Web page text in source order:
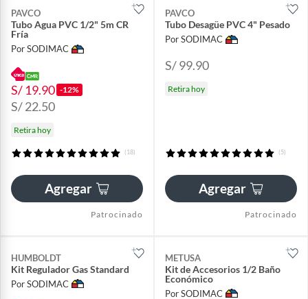
PAVCO
Tubo Agua PVC 1/2" 5m CR
Fría
Por SODIMAC
S/ 19.90 -12%
S/ 22.50
Retira hoy
(18)
Agregar
Patrocinado
PAVCO
Tubo Desagüe PVC 4" Pesado
Por SODIMAC
S/ 99.90
Retira hoy
(5)
Agregar
Patrocinado
HUMBOLDT
Kit Regulador Gas Standard
Por SODIMAC
METUSA
Kit de Accesorios 1/2 Baño
Económico
Por SODIMAC